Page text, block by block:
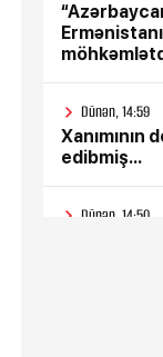
Dünən, 14:59
Xanımının
edibmiş...
Dünən, 14:50